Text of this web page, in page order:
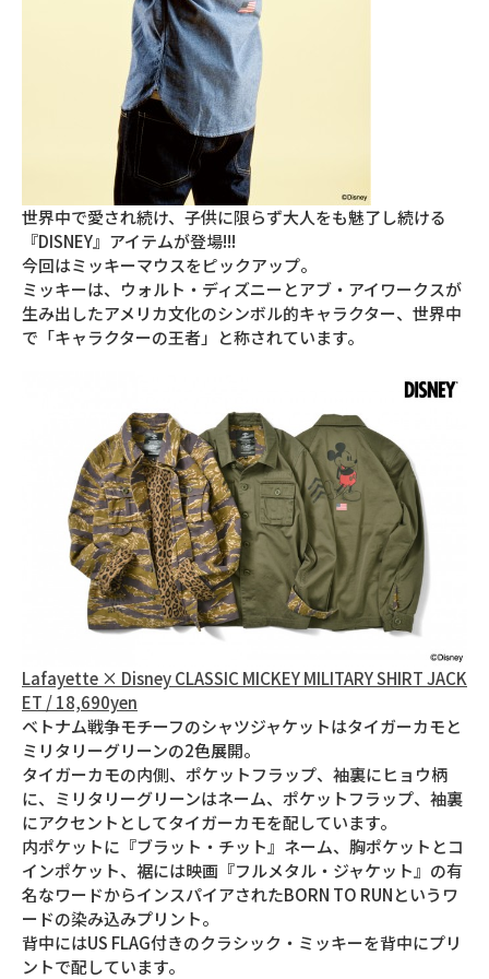
世界中で愛され続け、子供に限らず大人をも魅了し続ける
『DISNEY』アイテムが登場!!!
今回はミッキーマウスをピックアップ。
ミッキーは、ウォルト・ディズニーとアブ・アイワークスが
生み出したアメリカ文化のシンボル的キャラクター、世界中
で「キャラクターの王者」と称されています。
Lafayette × Disney CLASSIC MICKEY MILITARY SHIRT JACK
ET / 18,690yen
ベトナム戦争モチーフのシャツジャケットはタイガーカモと
ミリタリーグリーンの2色展開。
タイガーカモの内側、ポケットフラップ、袖裏にヒョウ柄
に、ミリタリーグリーンはネーム、ポケットフラップ、袖裏
にアクセントとしてタイガーカモを配しています。
内ポケットに『ブラット・チット』ネーム、胸ポケットとコ
インポケット、裾には映画『フルメタル・ジャケット』の有
名なワードからインスパイアされたBORN TO RUNというワ
ードの染み込みプリント。
背中にはUS FLAG付きのクラシック・ミッキーを背中にプリ
ントで配しています。